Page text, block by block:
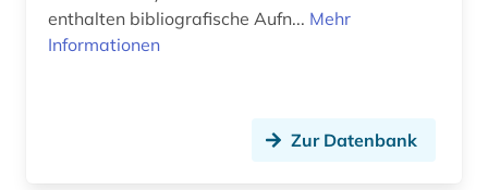
delmenhorst (1)
deutsches sprachgebiet (16)
Island (1)
enthalten bibliografische Aufn... Mehr
Informationen
Zur Datenbank